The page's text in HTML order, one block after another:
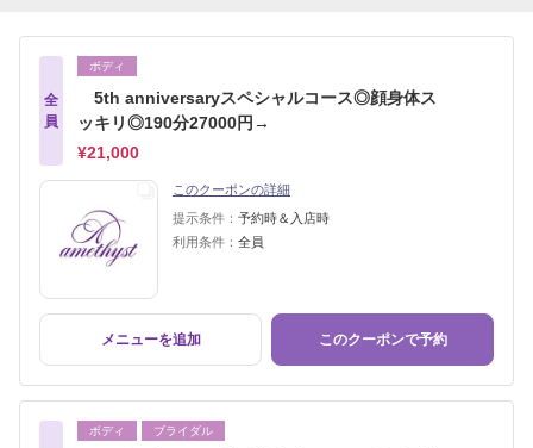
全
員
ボディ
5th anniversaryスペシャルコース◎顔身体ス
ッキリ◎190分27000円→
¥21,000
このクーポンの詳細
提示条件： 予約時＆入店時
利用条件： 全員
メニューを追加 このクーポンで予約
ボディ ブライダル